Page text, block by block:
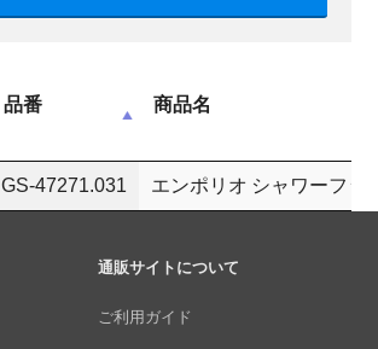
品番 商品名
GS-47271.031 エンポリオ シャワーフッ
通販サイトについて
ご利用ガイド